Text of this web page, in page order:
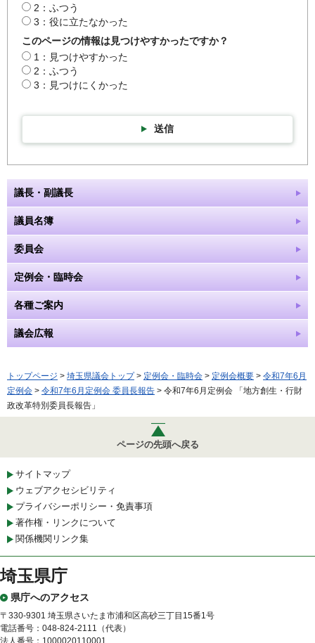
2：ふつう
3：役に立たなかった
このページの情報は見つけやすかったですか？
1：見つけやすかった
2：ふつう
3：見つけにくかった
送信
議長・副議長
議員名簿
委員会
定例会・臨時会
各種ご案内
議会広報
トップページ > 埼玉県議会トップ> 定例会・臨時会 > 定例会概要 > 令和7年6月
定例会 > 令和7年6月定例会 委員長報告 > 令和7年6月定例会 「地方創生・行財
政改革特別委員長報告」
ページの先頭へ戻る
サイトマップ
ウェブアクセシビリティ
プライバシーポリシー・免責事項
著作権・リンクについて
関係機関リンク集
埼玉県庁
県庁へのアクセス
〒330-9301 埼玉県さいたま市浦和区高砂三丁目15番1号
電話番号：048-824-2111（代表）
法人番号：1000020110001